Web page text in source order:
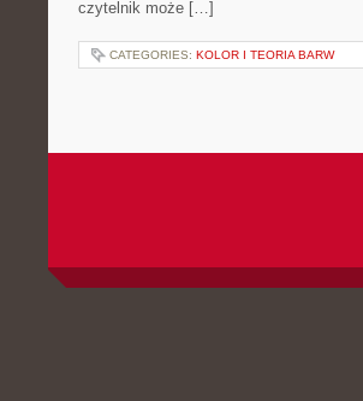
czytelnik może […]
CATEGORIES: KOLOR I TEORIA BARW